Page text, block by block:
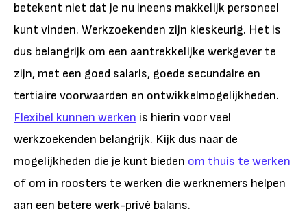
betekent niet dat je nu ineens makkelijk personeel
kunt vinden. Werkzoekenden zijn kieskeurig. Het is
dus belangrijk om een aantrekkelijke werkgever te
zijn, met een goed salaris, goede secundaire en
tertiaire voorwaarden en ontwikkelmogelijkheden.
Flexibel kunnen werken is hierin voor veel
werkzoekenden belangrijk. Kijk dus naar de
mogelijkheden die je kunt bieden om thuis te werken
of om in roosters te werken die werknemers helpen
aan een betere werk-privé balans.